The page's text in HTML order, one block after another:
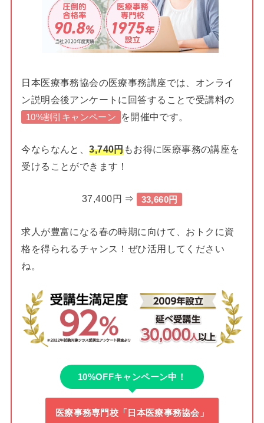
日本医療事務協会の医療事務講座では、オンライ
ン説明会後アンケートに回答することで受講料の
10%割引キャンペーン を開催中です。
今ならなんと、3,740円もお得に医療事務の講座を
受けることができます！
37,400円 ⇒ 33,660円
求人が豊富になる春の時期に向けて、おトクに資
格を得られるチャンス！ぜひ活用してください
ね。
10%OFFキャンペーン中！
医療事務専門校「日本医療事務協会」